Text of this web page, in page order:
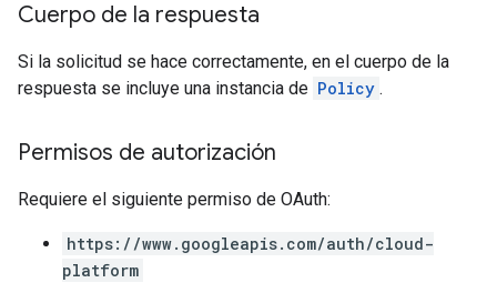
Cuerpo de la respuesta
Si la solicitud se hace correctamente, en el cuerpo de la
respuesta se incluye una instancia de Policy .
Permisos de autorización
Requiere el siguiente permiso de OAuth:
https://www.googleapis.com/auth/cloud-
platform